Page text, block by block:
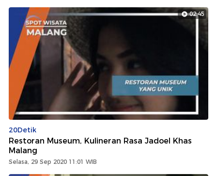
02:45
20Detik
Restoran Museum, Kulineran Rasa Jadoel Khas
Malang
Selasa, 29 Sep 2020 11:01 WIB